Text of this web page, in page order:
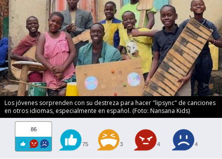
Los jóvenes sorprenden con su destreza para hacer "lipsync" de canciones
en otros idiomas, especialmente en español. (Foto: Nansana Kids)
86
75 3 4 4